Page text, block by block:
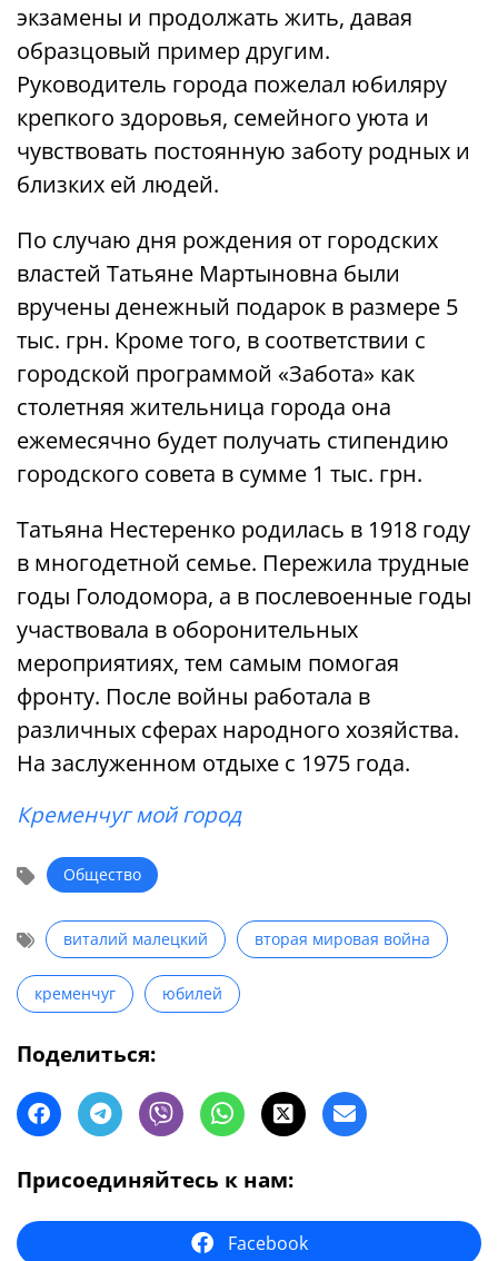
экзамены и продолжать жить, давая
образцовый пример другим.
Руководитель города пожелал юбиляру
крепкого здоровья, семейного уюта и
чувствовать постоянную заботу родных и
близких ей людей.
По случаю дня рождения от городских
властей Татьяне Мартыновна были
вручены денежный подарок в размере 5
тыс. грн. Кроме того, в соответствии с
городской программой «Забота» как
столетняя жительница города она
ежемесячно будет получать стипендию
городского совета в сумме 1 тыс. грн.
Татьяна Нестеренко родилась в 1918 году
в многодетной семье. Пережила трудные
годы Голодомора, а в послевоенные годы
участвовала в оборонительных
мероприятиях, тем самым помогая
фронту. После войны работала в
различных сферах народного хозяйства.
На заслуженном отдыхе с 1975 года.
Кременчуг мой город
Общество
виталий малецкий вторая мировая война
кременчуг юбилей
Поделиться:
Присоединяйтесь к нам:
Facebook